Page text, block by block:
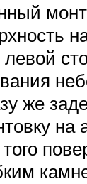
левой
же
на